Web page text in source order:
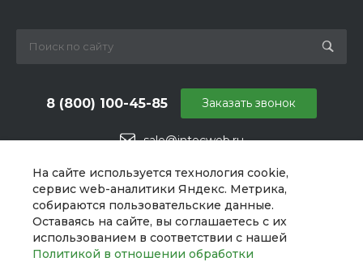
На сайте используется технология cookie,
сервис web-аналитики Яндекс. Метрика,
собираются пользовательские данные.
Оставаясь на сайте, вы соглашаетесь с их
использованием в соответствии с нашей
Политикой в отношении обработки
sale@intecweb.ru
8 (800) 100-45-85
г. Челябинск, ул. Свободы, д. 93, оф. 6
Заказать звонок